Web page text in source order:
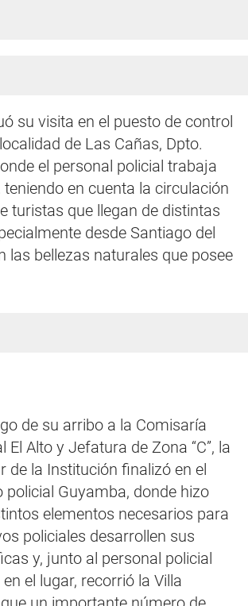
su visita en el puesto de control
de Las Cañas, Dpto.
el personal policial trabaja
en cuenta la circulación
turistas que llegan de distintas
desde Santiago del
las bellezas naturales que posee
de su arribo a la Comisaría
El Alto y Jefatura de Zona “C”, la
de la Institución finalizó en el
policial Guyamba, donde hizo
elementos necesarios para
policiales desarrollen sus
y, junto al personal policial
el lugar, recorrió la Villa